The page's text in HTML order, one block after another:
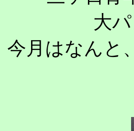
大
今月はなんと